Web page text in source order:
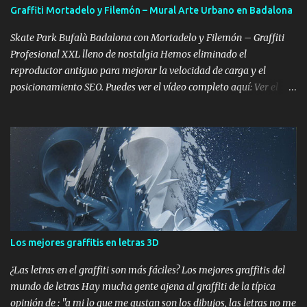
páginas para colorear con diseños de graffiti intrincados y
temáticos. Enlace: Graffiti Coloring Pages Libros de Graffitis para
Colorear baratos: libro-para-colorear-de-graffiti LIBRO DE
COLOREAR GRAFFITI ...
Graffiti Mortadelo y Filemón – Mural Arte Urbano en Badalona
Skate Park Bufalà Badalona con Mortadelo y Filemón – Graffiti
Profesional XXL lleno de nostalgia Hemos eliminado el
reproductor antiguo para mejorar la velocidad de carga y el
posicionamiento SEO. Puedes ver el vídeo completo aquí: Ver el
Mortadelo y Filemón Hay murales bonitos. Hay murales grandes.
Y luego están los murales que conectan directamente con la
infancia de varias generaciones. El Skate Park de Bufalà, en
Badalona, se transformó en un homenaje gigante a Mortadelo y
Filemón. No uno. No dos. Un montón de Mortadelos disfrazados de
mil cosas distintas, como solo él sabe hacer: torero, superhéroe,
espía, monstruo, lo que haga falta para escapar del marrón de
turno. Porque si algo define a Mortadelo es el disfraz. Y si algo
define al graffiti profesional es la transformación del espacio. Aquí
se juntaron las dos cosas. Mortadelo y Filemó...
Los mejores graffitis en letras 3D
¿Las letras en el graffiti son más fáciles? Los mejores graffitis del
mundo de letras Hay mucha gente ajena al graffiti de la típica
opinión de : "a mi lo que me gustan son los dibujos, las letras no me